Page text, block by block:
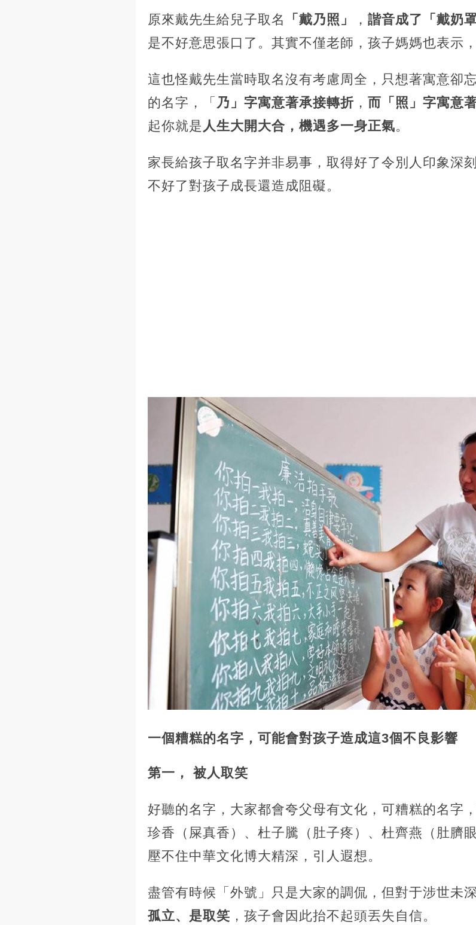
原來戴先生給兒子取名 「戴乃照」 ， 諧音成了「戴奶罩
是不好意思張口了。其實不僅老師，孩子媽媽也表示
這也怪戴先生當時取名沒有考慮周全，只想著寓意卻
的名字，「 乃」字寓意著承接轉折 ， 而「照」字寓意
起你就是 人生大開大合，機遇多一身正氣。
家長給孩子取名字并非易事，取得好了令別人印象深
不好了對孩子成長還造成阻礙。
一個糟糕的名字，可能會對孩子造成這3個不良影響
第一， 被人取笑
好聽的名字，大家都會夸父母有文化，可糟糕的名字
珍香（屎真香）、杜子騰（肚子疼）、杜齊燕（肚臍
壓不住中華文化博大精深，引人遐想。
盡管有時候「外號」只是大家的調侃，但對于涉世未
孤立、是取笑 ，孩子會因此抬不起頭丟失自信。